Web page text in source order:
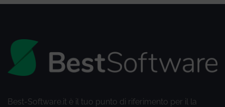
Best-Software.it è il tuo punto di riferimento per il la